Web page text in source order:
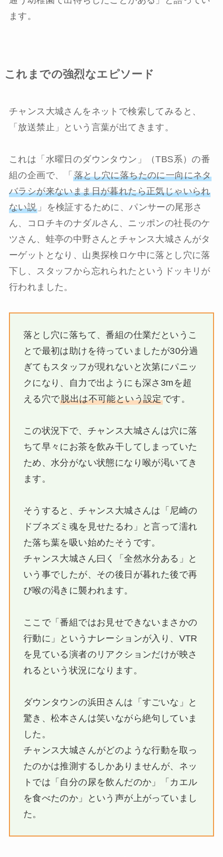
ます。
これまでの強烈なエピソード
チャンス大城さんをネットで検索してみると、
「 放送禁止 」という言葉が出てきます。
これは「水曜日のダウンタウン」（TBS系）の番
組の企画で、「 落とし穴に落ちたのに一向にネタ
バラシが来ないまま日が暮れたら正気じゃいられ
ない説 」を検証するために、パンサーの尾形さ
ん、コロチキのナダルさん、ニッポンの社長のケ
ツさん、蛙亭の中野さんとチャンス大城さんがタ
ーゲットとなり、山奥探検ロケ中に落とし穴に落
下し、スタッフから忘れられたというドッキリが
行われました。
落とし穴に落ちて、番組の仕業だというこ
とで最初は助けを待っていましたが30分過
ぎてもスタッフが現れないと次第にパニッ
クになり、自力で出ようにも深さ3mを超
える穴で脱出は不可能という設定です。
この状況下で、チャンス大城さんは穴に落
ちて早々にお茶を飲み干してしまっていた
ため、水分がない状態になり喉が渇いてき
ます。
そうすると、チャンス大城さんは「尼崎の
ドブネズミ魂を見せたるわ」と言って濡れ
た落ち葉を吸い始めたそうです。
チャンス大城さん曰く「全然水分ある」と
いう事でしたが、その後日が暮れた後で再
び喉の渇きに襲われます。
ここで「番組ではお見せできないまさかの
行動に」というナレーションが入り、VTR
を見ている演者のリアクションだけが映さ
れるという状況になります。
ダウンタウンの浜田さんは「すごいな」と
驚き、松本さんは笑いながら絶句していま
した。
チャンス大城さんがどのような行動を取っ
たのかは推測するしかありませんが、ネッ
トでは「自分の尿を飲んだのか」「カエル
を食べたのか」という声が上がっていまし
た。